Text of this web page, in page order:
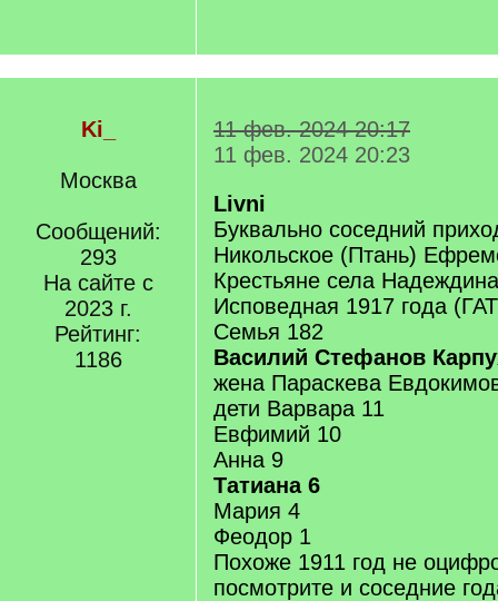
Ki_
Москва
Сообщений:
293
На сайте с
2023 г.
Рейтинг:
1186
11 фев. 2024 20:17
11 фев. 2024 20:23
Livni
Буквально соседний
Никольское (Птань)
Крестьяне села
Исповедная 1917 года
Семья 182
Василий Стефанов
жена Параскева
дети Варвара 11
Евфимий 10
Анна 9
Татиана 6
Мария 4
Феодор 1
Похоже 1911 год не
посмотрите и соседние